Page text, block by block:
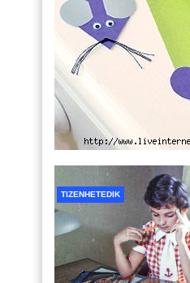
TIZENHETEDIK